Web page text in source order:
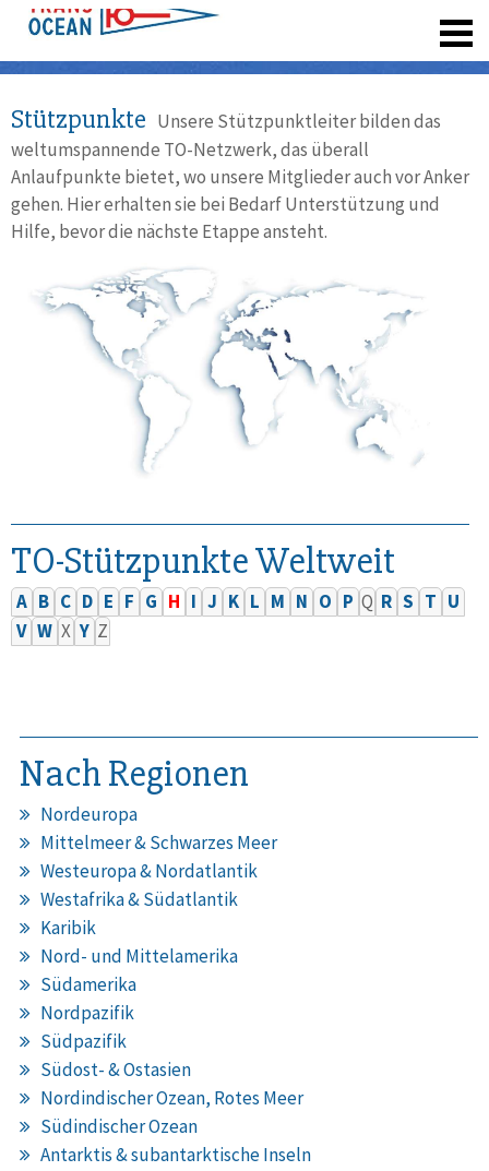
Stützpunkte Unsere Stützpunktleiter bilden das
weltumspannende TO-Netzwerk, das überall
Anlaufpunkte bietet, wo unsere Mitglieder auch vor Anker
gehen. Hier erhalten sie bei Bedarf Unterstützung und
Hilfe, bevor die nächste Etappe ansteht.
TO-Stützpunkte Weltweit
A B C D E F G H I J K L M N O P Q R S T U
V W X Y Z
Nach Regionen
Nordeuropa
Mittelmeer & Schwarzes Meer
Westeuropa & Nordatlantik
Westafrika & Südatlantik
Karibik
Nord- und Mittelamerika
Südamerika
Nordpazifik
Südpazifik
Südost- & Ostasien
Nordindischer Ozean, Rotes Meer
Südindischer Ozean
Antarktis & subantarktische Inseln